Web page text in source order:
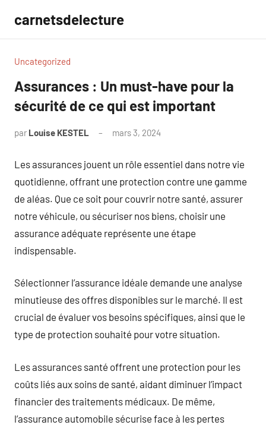
contenu
carnetsdelecture
Uncategorized
Assurances : Un must-have pour la
sécurité de ce qui est important
par Louise KESTEL mars 3, 2024
Les assurances jouent un rôle essentiel dans notre vie
quotidienne, offrant une protection contre une gamme
de aléas. Que ce soit pour couvrir notre santé, assurer
notre véhicule, ou sécuriser nos biens, choisir une
assurance adéquate représente une étape
indispensable.
Sélectionner l’assurance idéale demande une analyse
minutieuse des offres disponibles sur le marché. Il est
crucial de évaluer vos besoins spécifiques, ainsi que le
type de protection souhaité pour votre situation.
Les assurances santé offrent une protection pour les
coûts liés aux soins de santé, aidant diminuer l’impact
financier des traitements médicaux. De même,
l’assurance automobile sécurise face à les pertes